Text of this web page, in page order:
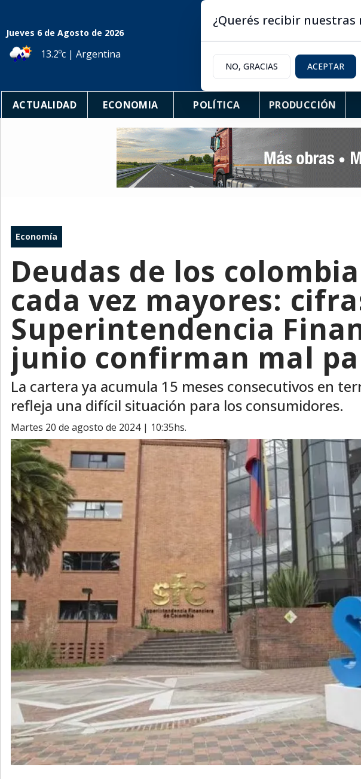
Jueves 6 de Agosto de 2026
13.2ºc | Argentina
ACTUALIDAD ECONOMIA POLÍTICA PRODUCCIÓN
Economía
Deudas de los
cada vez mayores:
Superintendencia
junio confirman mal
La cartera ya acumula 15 meses consecutivos en
refleja una difícil situación para los consumidores.
martes 20 de agosto de 2024 | 10:35hs.
¿Querés recibir nuestras
NO, GRACIAS ACEPTAR